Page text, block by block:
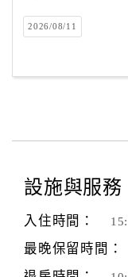
2026/08/11
設施與服務
入住時間：
最晚保留時間：